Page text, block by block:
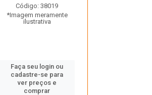
Código: 38019
*Imagem meramente
ilustrativa
Faça seu login ou
cadastre-se para
ver preços e
comprar